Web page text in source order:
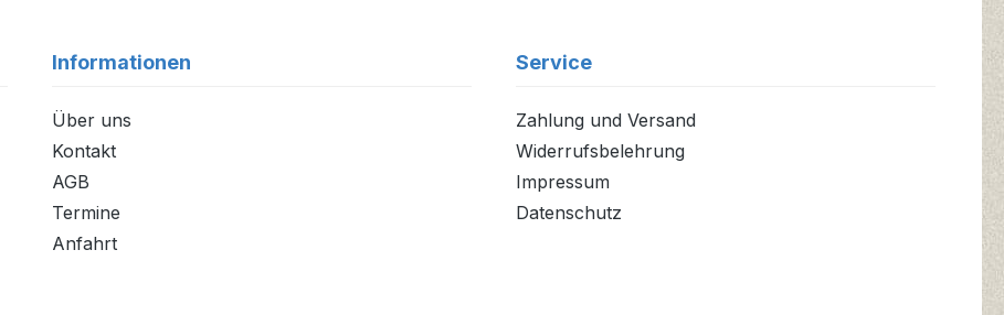
Informationen
Über uns
Kontakt
AGB
Termine
Anfahrt
Service
Zahlung und Versand
Widerrufsbelehrung
Impressum
Datenschutz